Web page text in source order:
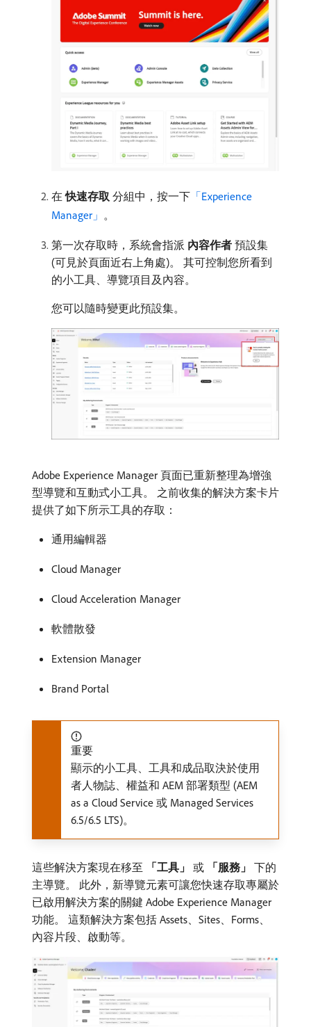
在​快速存取 ​分組中，按一下​ 「Experience
Manager」 。
第一次存取時，系統會指派​ 內容作者 ​預設集
(可見於頁面近右上角處)。 其可控制您所看到
的小工具、導覽項目及內容。
您可以隨時變更此預設集。
Adobe Experience Manager 頁面已重新整理為增強
型導覽和互動式小工具。 之前收集的解決方案卡片
提供了如下所示工具的存取：
通用編輯器
Cloud Manager
Cloud Acceleration Manager
軟體散發
Extension Manager
Brand Portal
重要
顯示的小工具、工具和成品取決於使用
者人物誌、權益和 AEM 部署類型 (AEM
as a Cloud Service 或 Managed Services
6.5/6.5 LTS)。
這些解決方案現在移至​ 「工具」 ​或​ 「服務」 ​下的
主導覽。 此外，新導覽元素可讓您快速存取專屬於
已啟用解決方案的關鍵 Adobe Experience Manager
功能。 這類解決方案包括 Assets、Sites、Forms、
內容片段、啟動等。